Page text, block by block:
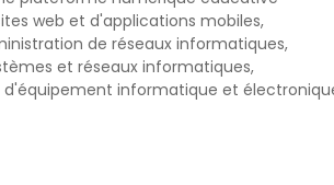
web et d'applications mobiles,
de réseaux informatiques,
et réseaux informatiques,
informatique et